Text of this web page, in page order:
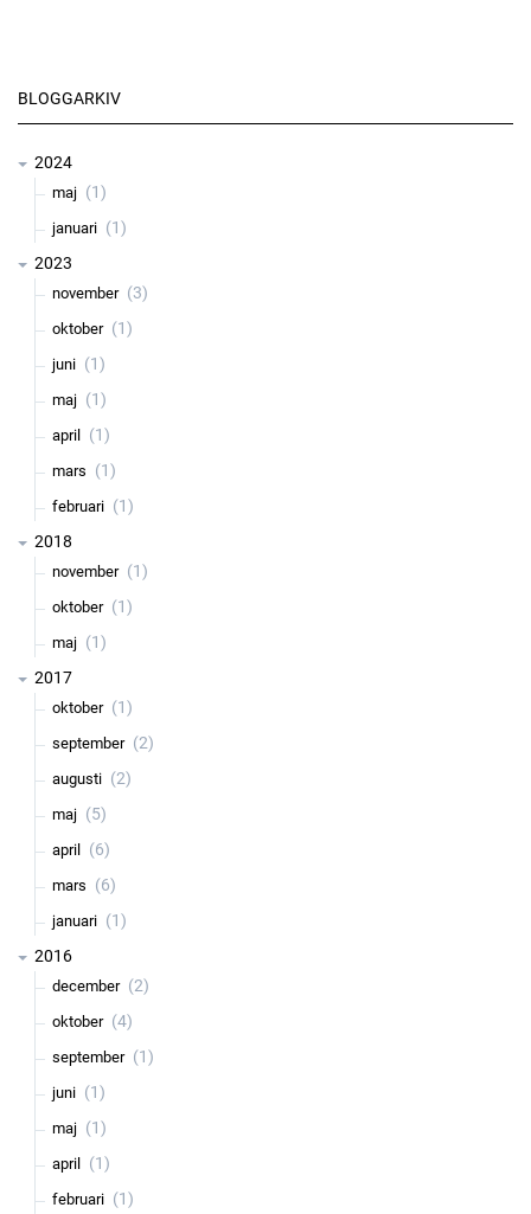
BLOGGARKIV
2024
maj (1)
januari (1)
2023
november (3)
oktober (1)
juni (1)
maj (1)
april (1)
mars (1)
februari (1)
2018
november (1)
oktober (1)
maj (1)
2017
oktober (1)
september (2)
augusti (2)
maj (5)
april (6)
mars (6)
januari (1)
2016
december (2)
oktober (4)
september (1)
juni (1)
maj (1)
april (1)
februari (1)